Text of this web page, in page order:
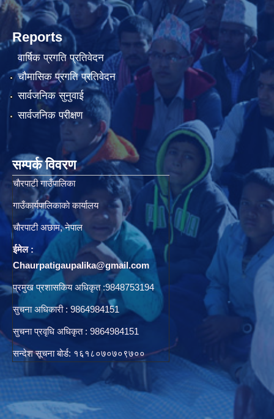
Reports
वार्षिक प्रगति प्रतिवेदन
चौमासिक प्रगति प्रतिवेदन
सार्वजनिक सुनुवाई
सार्वजनिक परीक्षण
सम्पर्क विवरण
चाैरपाटी गाउँपालिका
गाउँकार्यपालिकाकाे कार्यालय
चाैरपाटी अछाम, नेपाल
ईमेल :
Chaurpatigaupalika@gmail.com
प्रमुख प्रशासकिय अधिकृत :9848753194
सुचना अधिकारी : 9864984151
सुचना प्रवृधि अधिकृत : 9864984151
सन्देश सूचना बोर्ड: १६१८०७०७०९७००